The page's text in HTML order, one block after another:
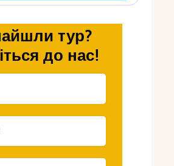
тур?
до нас!